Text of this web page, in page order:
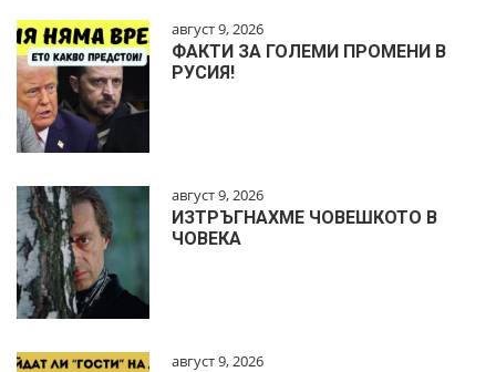
август 9, 2026
ФАКТИ ЗА ГОЛЕМИ ПРОМЕНИ В
РУСИЯ!
август 9, 2026
ИЗТРЪГНАХМЕ ЧОВЕШКОТО В
ЧОВЕКА
август 9, 2026